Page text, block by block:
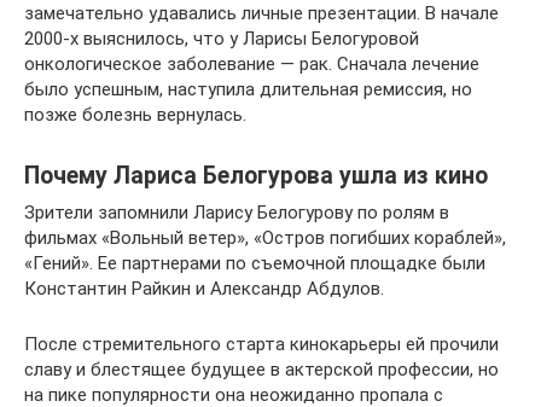
замечательно удавались личные презентации. В начале
2000-х выяснилось, что у Ларисы Белогуровой
онкологическое заболевание — рак. Сначала лечение
было успешным, наступила длительная ремиссия, но
позже болезнь вернулась.
Почему Лариса Белогурова ушла из кино
Зрители запомнили Ларису Белогурову по ролям в
фильмах «Вольный ветер», «Остров погибших кораблей»,
«Гений». Ее партнерами по съемочной площадке были
Константин Райкин и Александр Абдулов.
После стремительного старта кинокарьеры ей прочили
славу и блестящее будущее в актерской профессии, но
на пике популярности она неожиданно пропала с